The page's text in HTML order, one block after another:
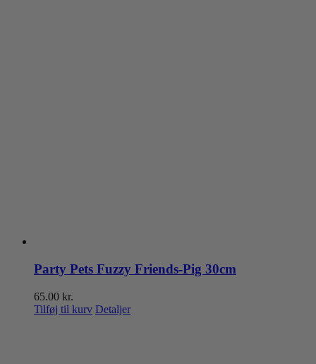
Party Pets Fuzzy Friends-Pig 30cm
65.00 kr.
Tilføj til kurv Detaljer